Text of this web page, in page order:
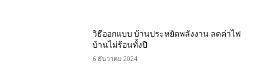
วิธีออกแบบ บ้านประหยัดพลังงาน ลดค่าไฟ
บ้านไม่ร้อนทั้งปี
6 ธันวาคม 2024